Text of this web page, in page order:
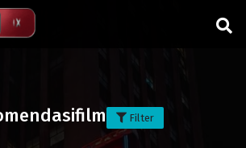
Filter